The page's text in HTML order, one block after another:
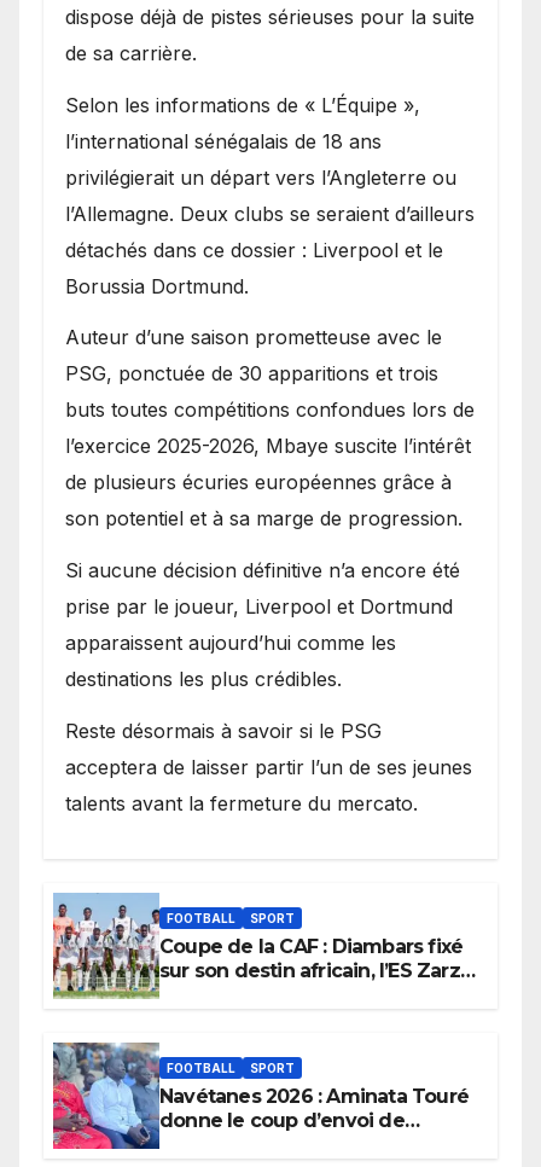
dispose déjà de pistes sérieuses pour la suite
de sa carrière.
Selon les informations de « L’Équipe »,
l’international sénégalais de 18 ans
privilégierait un départ vers l’Angleterre ou
l’Allemagne. Deux clubs se seraient d’ailleurs
détachés dans ce dossier : Liverpool et le
Borussia Dortmund.
Auteur d’une saison prometteuse avec le
PSG, ponctuée de 30 apparitions et trois
buts toutes compétitions confondues lors de
l’exercice 2025-2026, Mbaye suscite l’intérêt
de plusieurs écuries européennes grâce à
son potentiel et à sa marge de progression.
Si aucune décision définitive n’a encore été
prise par le joueur, Liverpool et Dortmund
apparaissent aujourd’hui comme les
destinations les plus crédibles.
Reste désormais à savoir si le PSG
acceptera de laisser partir l’un de ses jeunes
talents avant la fermeture du mercato.
FOOTBALL SPORT
Coupe de la CAF : Diambars fixé
sur son destin africain, l’ES Zarzis
FOOTBALL SPORT
Navétanes 2026 : Aminata Touré
donne le coup d’envoi de